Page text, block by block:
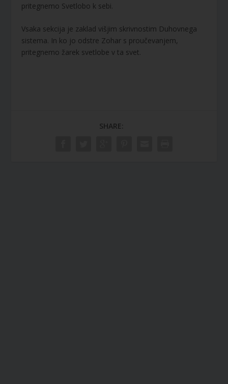
pritegnemo Svetlobo k sebi.
Vsaka sekcija je zaklad višjim skrivnostim Duhovnega
sistema. In ko jo odstre Zohar s proučevanjem,
pritegnemo žarek svetlobe v ta svet.
SHARE: